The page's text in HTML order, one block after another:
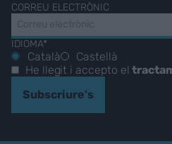
CORREU ELECTRÒNIC
IDIOMA*
Català
Castellà
He llegit i accepto el
Subscriure's